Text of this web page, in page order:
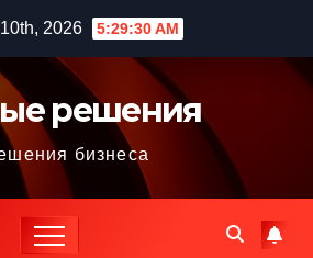
2026 5:29:31 AM
решения
бизнеса